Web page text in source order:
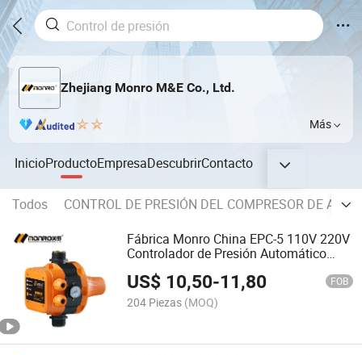
Zhejiang Monro M&E Co., Ltd.
Más
InicioProductoEmpresaDescubrirContacto
Todos
CONTROL DE PRESIÓN DEL COMPRESOR DE AIRE
Fábrica Monro China EPC-5 110V 220V
Controlador de Presión Automático
Agua
US$ 10,50-11,80 FOB
204 Piezas (MOQ)